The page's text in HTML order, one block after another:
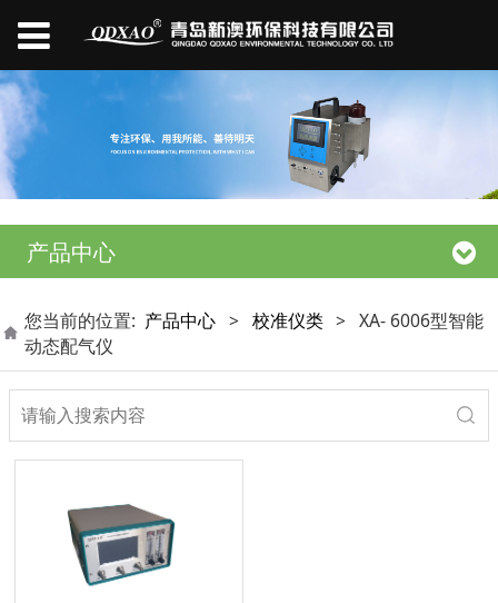
产品中心
您当前的位置: 产品中心 > 校准仪类 > XA- 6006型智能
动态配气仪